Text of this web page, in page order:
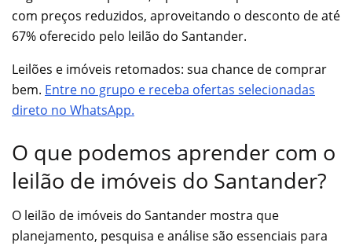
com preços reduzidos, aproveitando o desconto de até
67% oferecido pelo leilão do Santander.
Leilões e imóveis retomados: sua chance de comprar
bem. Entre no grupo e receba ofertas selecionadas
direto no WhatsApp.
O que podemos aprender com o
leilão de imóveis do Santander?
O leilão de imóveis do Santander mostra que
planejamento, pesquisa e análise são essenciais para